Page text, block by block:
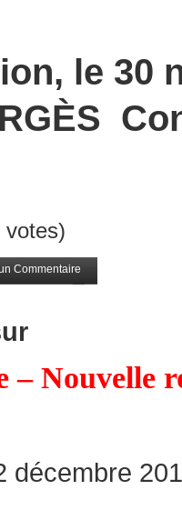
le
votes)
Commentaire
– Nouvelle
décembre